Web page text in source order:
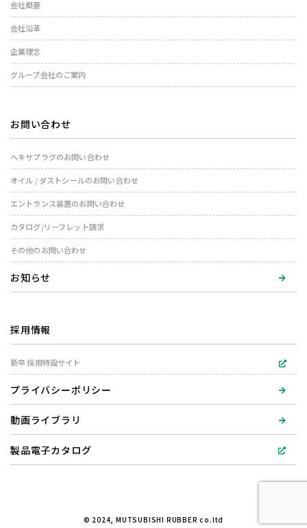
会社概要
会社沿革
企業理念
グループ会社のご案内
お問い合わせ
ヘキサプラグのお問い合わせ
オイル / ダストシールのお問い合わせ
エントランス装置のお問い合わせ
カタログ/リーフレット請求
その他のお問い合わせ
お知らせ
採用情報
新卒 採用特設サイト
プライバシーポリシー
動画ライブラリ
製品電子カタログ
© 2024, MUTSUBISHI RUBBER co.ltd